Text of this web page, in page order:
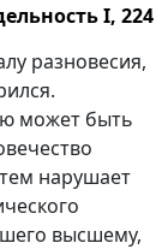
I, 224
разновесия,
может быть
нарушает
высшему,